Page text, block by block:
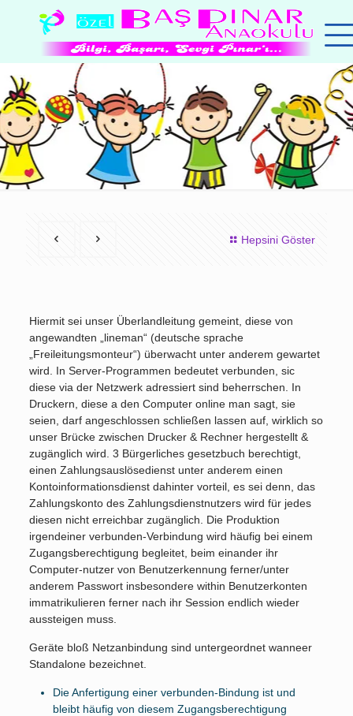
Hepsini Göster
Hiermit sei unser Überlandleitung gemeint, diese von
angewandten „lineman“ (deutsche sprache
„Freileitungsmonteur“) überwacht unter anderem gewartet
wird. In Server-Programmen bedeutet verbunden, sic
diese via der Netzwerk adressiert sind beherrschen. In
Druckern, diese a den Computer online man sagt, sie
seien, darf angeschlossen schließen lassen auf, wirklich so
unser Brücke zwischen Drucker & Rechner hergestellt &
zugänglich wird. 3 Bürgerliches gesetzbuch berechtigt,
einen Zahlungsauslösedienst unter anderem einen
Kontoinformationsdienst dahinter vorteil, es sei denn, das
Zahlungskonto des Zahlungsdienstnutzers wird für jedes
diesen nicht erreichbar zugänglich. Die Produktion
irgendeiner verbunden-Verbindung wird häufig bei einem
Zugangsberechtigung begleitet, beim einander ihr
Computer-nutzer von Benutzerkennung ferner/unter
anderem Passwort insbesondere within Benutzerkonten
immatrikulieren ferner nach ihr Session endlich wieder
aussteigen muss.
Geräte bloß Netzanbindung sind untergeordnet wanneer
Standalone bezeichnet.
Die Anfertigung einer verbunden-Bindung ist und
bleibt häufig von diesem Zugangsberechtigung